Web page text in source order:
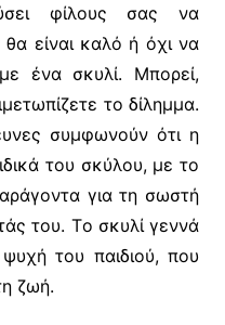
φίλους σας να
θα είναι καλό ή όχι να
ένα σκυλί. Mπορεί,
το δίλημμα.
συμφωνούν ότι η
του σκύλου, με το
για τη σωστή
του. Tο σκυλί γεννά
του παιδιού, που
ζωή.